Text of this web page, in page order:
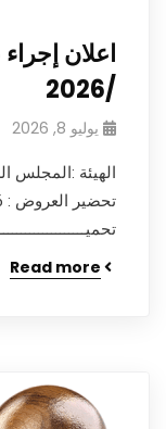
/2026
يوليو 8, 2026
الهيئة :المجلس
Read more